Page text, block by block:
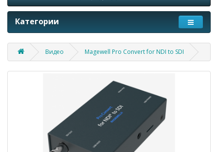
Категории
Видео Magewell Pro Convert for NDI to SDI